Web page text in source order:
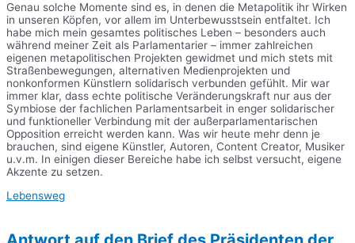
Genau solche Momente sind es, in denen die Metapolitik ihr Wirken
in unseren Köpfen, vor allem im Unterbewusstsein entfaltet. Ich
habe mich mein gesamtes politisches Leben – besonders auch
während meiner Zeit als Parlamentarier – immer zahlreichen
eigenen metapolitischen Projekten gewidmet und mich stets mit
Straßenbewegungen, alternativen Medienprojekten und
nonkonformen Künstlern solidarisch verbunden gefühlt. Mir war
immer klar, dass echte politische Veränderungskraft nur aus der
Symbiose der fachlichen Parlamentsarbeit in enger solidarischer
und funktioneller Verbindung mit der außerparlamentarischen
Opposition erreicht werden kann. Was wir heute mehr denn je
brauchen, sind eigene Künstler, Autoren, Content Creator, Musiker
u.v.m. In einigen dieser Bereiche habe ich selbst versucht, eigene
Akzente zu setzen.
Lebensweg